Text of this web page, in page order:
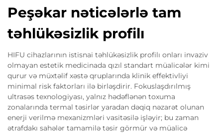
Peşəkar nəticələrlə tam
təhlükəsizlik profilı
HIFU cihazlarının istisnai təhlükəsizlik profilı onları invaziv
olmayan estetik medicinada qızıl standart müalicələr kimi
qurur və müxtəlif xəstə qruplarında klinik effektivliyi
minimal risk faktorları ilə birləşdirir. Fokuslaşdırılmış
ultrasəs texnologiyası, yalnız hədəflənən toxuma
zonalarında termal təsirlər yaradan dəqiq nəzarət olunan
enerji verilmə mexanizmləri vasitəsilə işləyir; bu zaman
ətrafdakı sahələr tamamilə təsir görmür və müalicə